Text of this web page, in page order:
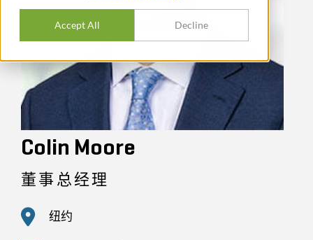
Accept All Decline
Colin Moore
董事总经理
纽约